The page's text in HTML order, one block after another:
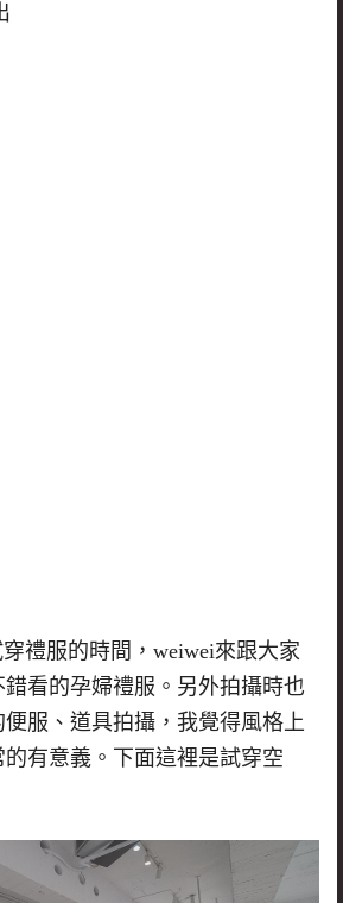
禮服的時間， weiwei來跟大家
看的孕婦禮服。另外拍攝時也
服、道具拍攝，我覺得風格上
有意義。下面這裡是試穿空